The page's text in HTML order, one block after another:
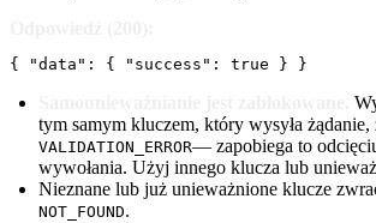
{ "data": { "success": true } }
tym samym kluczem, który wysyła żądanie,
VALIDATION_ERROR— zapobiega to
wywołania. Użyj innego klucza lub
Nieznane lub już unieważnione klucze
NOT_FOUND.